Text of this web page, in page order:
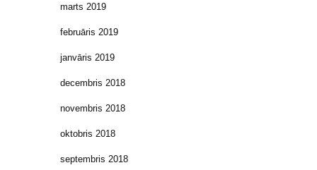
marts 2019
februāris 2019
janvāris 2019
decembris 2018
novembris 2018
oktobris 2018
septembris 2018